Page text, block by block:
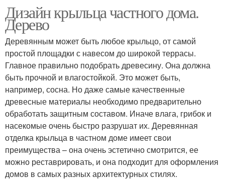
Дизайн крыльца частного дома.
Дерево
Деревянным может быть любое крыльцо, от самой
простой площадки с навесом до широкой террасы.
Главное правильно подобрать древесину. Она должна
быть прочной и влагостойкой. Это может быть,
например, сосна. Но даже самые качественные
древесные материалы необходимо предварительно
обработать защитным составом. Иначе влага, грибок и
насекомые очень быстро разрушат их. Деревянная
отделка крыльца в частном доме имеет свои
преимущества – она очень эстетично смотрится, ее
можно реставрировать, и она подходит для оформления
домов в самых разных архитектурных стилях.